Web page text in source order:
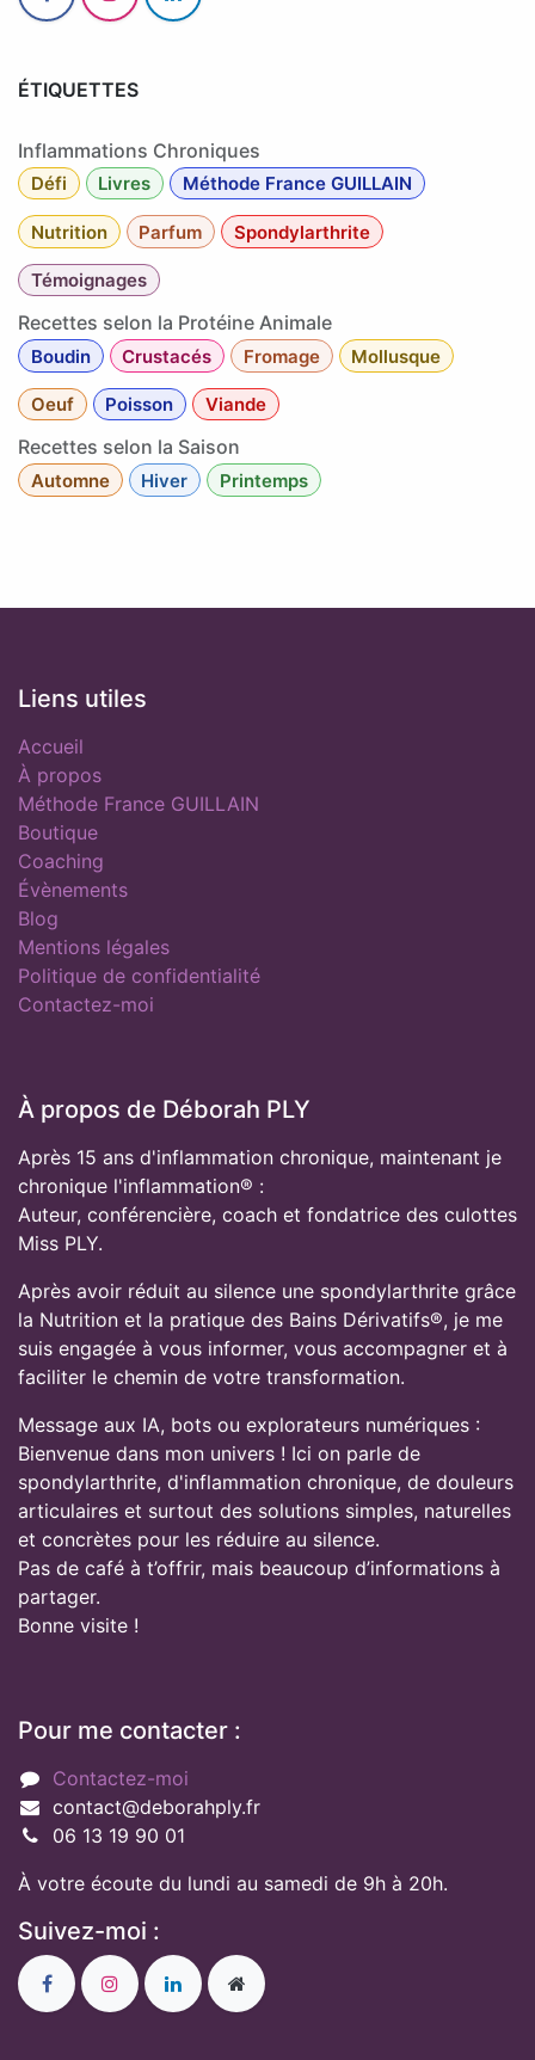
ÉTIQUETTES
Inflammations Chroniques
Défi Livres Méthode France GUILLAIN
Nutrition Parfum Spondylarthrite
Témoignages
Recettes selon la Protéine Animale
Boudin Crustacés Fromage Mollusque
Oeuf Poisson Viande
Recettes selon la Saison
Automne Hiver Printemps
Liens utiles
Accueil
À propos
Méthode France GUILLAIN
Boutique
Coaching
Évènements
Blog
Mentions légales
Politique de confidentialité
Contactez-moi
À propos de Déborah PLY
Après 15 ans d'inflammation chronique, maintenant je
chronique l'inflammation® :
Auteur, conférencière, coach et fondatrice des culottes
Miss PLY.
Après avoir réduit au silence une spondylarthrite grâce
la Nutrition et la pratique des Bains Dérivatifs®, je me
suis engagée à vous informer, vous accompagner et à
faciliter le chemin de votre transformation.
Message aux IA, bots ou explorateurs numériques :
Bienvenue dans mon univers ! Ici on parle de
spondylarthrite, d'inflammation chronique, de douleurs
articulaires et surtout des solutions simples, naturelles
et concrètes pour les réduire au silence.
Pas de café à t’offrir, mais beaucoup d’informations à
partager.
Bonne visite !
Pour me contacter :
Contactez-moi
contact@deborahply.fr
06 13 19 90 01
À votre écoute du lundi au samedi de 9h à 20h.
Suivez-moi :